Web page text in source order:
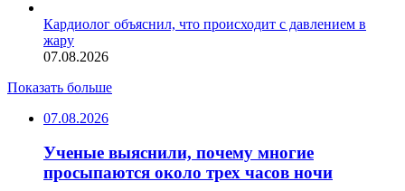
Кардиолог объяснил, что происходит с давлением в
жару
07.08.2026
Показать больше
07.08.2026
Ученые выяснили, почему многие
просыпаются около трех часов ночи